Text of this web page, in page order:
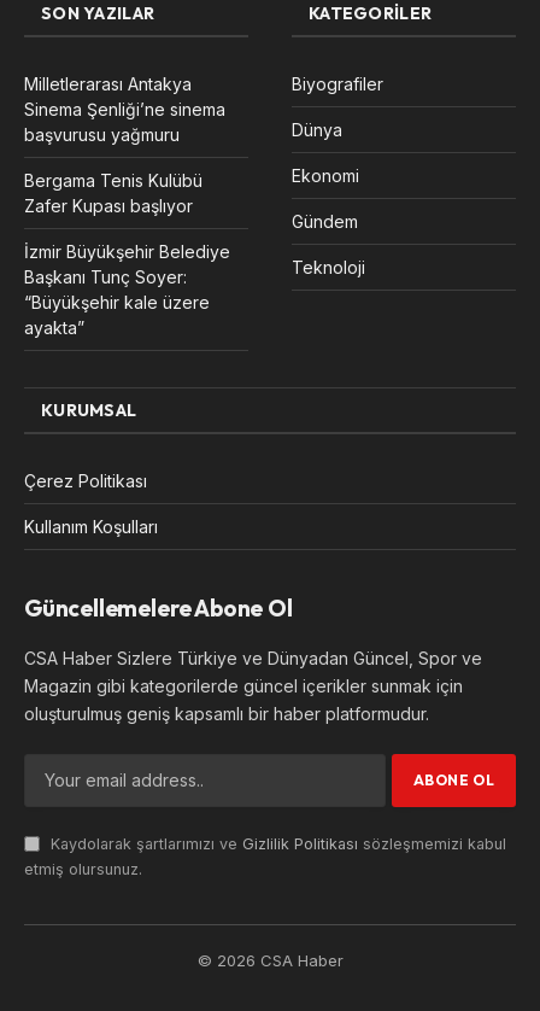
SON YAZILAR
Milletlerarası Antakya
Sinema Şenliği’ne sinema
başvurusu yağmuru
Bergama Tenis Kulübü
Zafer Kupası başlıyor
İzmir Büyükşehir Belediye
Başkanı Tunç Soyer:
“Büyükşehir kale üzere
ayakta”
KATEGORILER
Biyografiler
Dünya
Ekonomi
Gündem
Teknoloji
KURUMSAL
Çerez Politikası
Kullanım Koşulları
Güncellemelere Abone Ol
CSA Haber Sizlere Türkiye ve Dünyadan Güncel, Spor ve
Magazin gibi kategorilerde güncel içerikler sunmak için
oluşturulmuş geniş kapsamlı bir haber platformudur.
Kaydolarak şartlarımızı ve Gizlilik Politikası sözleşmemizi kabul
etmiş olursunuz.
© 2026 CSA Haber